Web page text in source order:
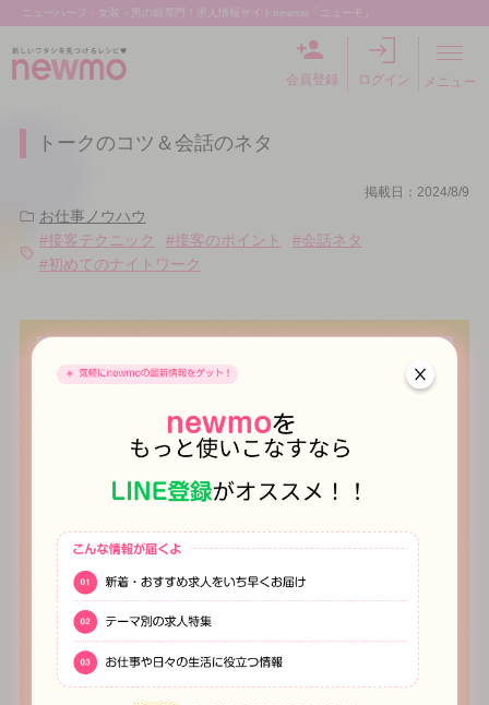
ニューハーフ・女装・男の娘専門！求人情報サイトnewmo「ニューモ」
会員登録 ログイン メニュー
トークのコツ＆会話のネタ
お仕事ノウハウ
#接客テクニック
#接客のポイント
#会話ネタ
#初めてのナイトワーク
掲載日：2024/8/9